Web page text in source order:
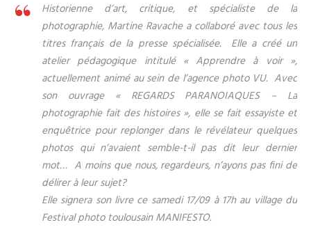
Historienne d’art, critique, et spécialiste de la
photographie, Martine Ravache a collaboré avec tous les
titres français de la presse spécialisée. Elle a créé un
atelier pédagogique intitulé « Apprendre à voir »,
actuellement animé au sein de l’agence photo VU. Avec
son ouvrage « REGARDS PARANOIAQUES – La
photographie fait des histoires », elle se fait essayiste et
enquêtrice pour replonger dans le révélateur quelques
photos qui n’avaient semble-t-il pas dit leur dernier
mot… A moins que nous, regardeurs, n’ayons pas fini de
délirer à leur sujet?
Elle signera son livre ce samedi 17/09 à 17h au village du
Festival photo toulousain MANIFESTO.